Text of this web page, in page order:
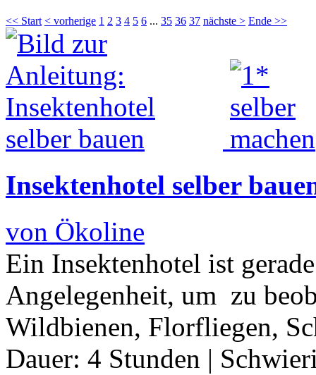
<< Start < vorherige 1 2 3 4 5 6 ... 35 36 37 nächste > Ende >>
Insektenhotel selber
von Ökoline
Ein Insektenhotel ist
Angelegenheit, um zu
Wildbienen, Florfliegen,
Dauer: 4 Stunden |